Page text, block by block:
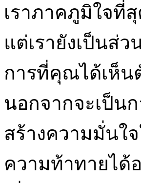
เราภาคภูมิใจที่
แต่เรายังเป็นส่
การที่คุณได้เห็น
นอกจากจะเป็น
สร้างความมั่น
ความท้าทายได้